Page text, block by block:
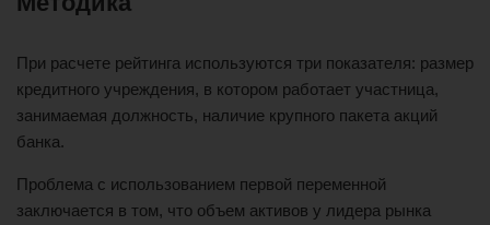
При расчете рейтинга используются три показателя: размер
кредитного учреждения, в котором работает участница,
занимаемая должность, наличие крупного пакета акций
банка.
Проблема с использованием первой переменной
заключается в том, что объем активов у лидера рынка